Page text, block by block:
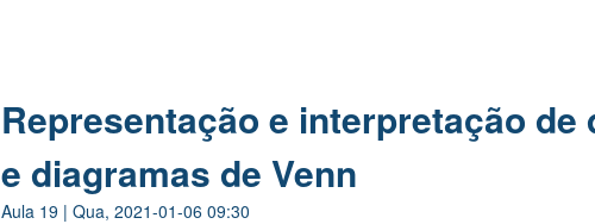
Representação e interpretação de
e diagramas de Venn
Aula 19 | Qua, 2021-01-06 09:30